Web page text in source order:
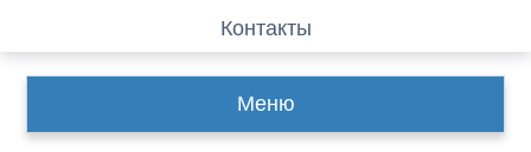
Контакты
Меню